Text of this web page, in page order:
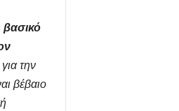
βασικό
την
βέβαιο